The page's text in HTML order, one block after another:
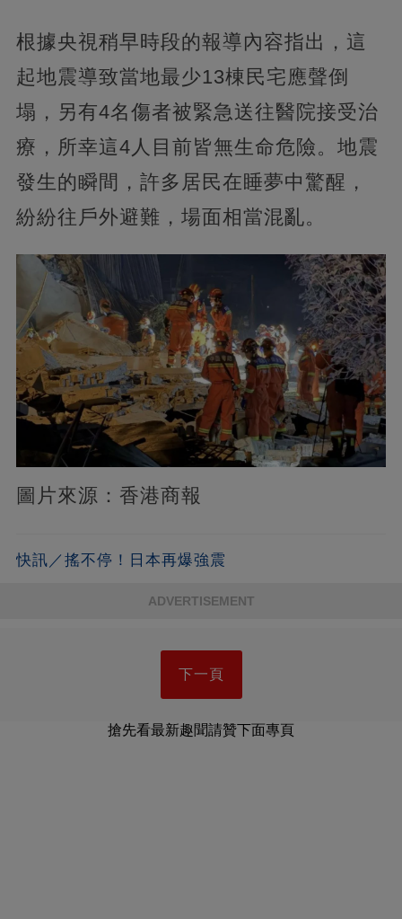
根據央視稍早時段的報導內容指出，這
起地震導致當地最少13棟民宅應聲倒
塌，另有4名傷者被緊急送往醫院接受治
療，所幸這4人目前皆無生命危險。地震
發生的瞬間，許多居民在睡夢中驚醒，
紛紛往戶外避難，場面相當混亂。
圖片來源：香港商報
快訊／搖不停！日本再爆強震
ADVERTISEMENT
下一頁
搶先看最新趣聞請贊下面專頁